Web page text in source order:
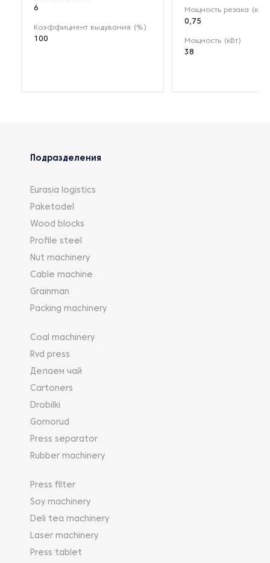
6
Коэффициент выдувания (%)
100
Мощность резака (кВт)
0,75
Мощность (кВт)
38
Подразделения
Eurasia logistics
Paketodel
Wood blocks
Profile steel
Nut machinery
Cable machine
Grainman
Packing machinery
Coal machinery
Rvd press
Делаем чай
Cartoners
Drobilki
Gornorud
Press separator
Rubber machinery
Press filter
Soy machinery
Deli tea machinery
Laser machinery
Press tablet